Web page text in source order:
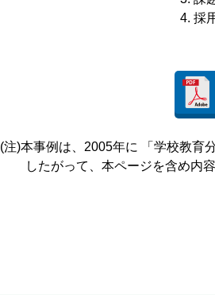
採
(注)本事例は、2005年に 「学校教育
したがって、本ページを含め内容